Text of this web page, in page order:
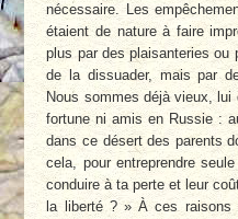
nécessaire. Les
étaient de nature à faire
plus par des plaisanteries ou
de la dissuader, mais par
Nous sommes déjà vieux, lui
fortune ni amis en Russie :
dans ce désert des parents
cela, pour entreprendre
conduire à ta perte et leur
la liberté ? » À ces raisons